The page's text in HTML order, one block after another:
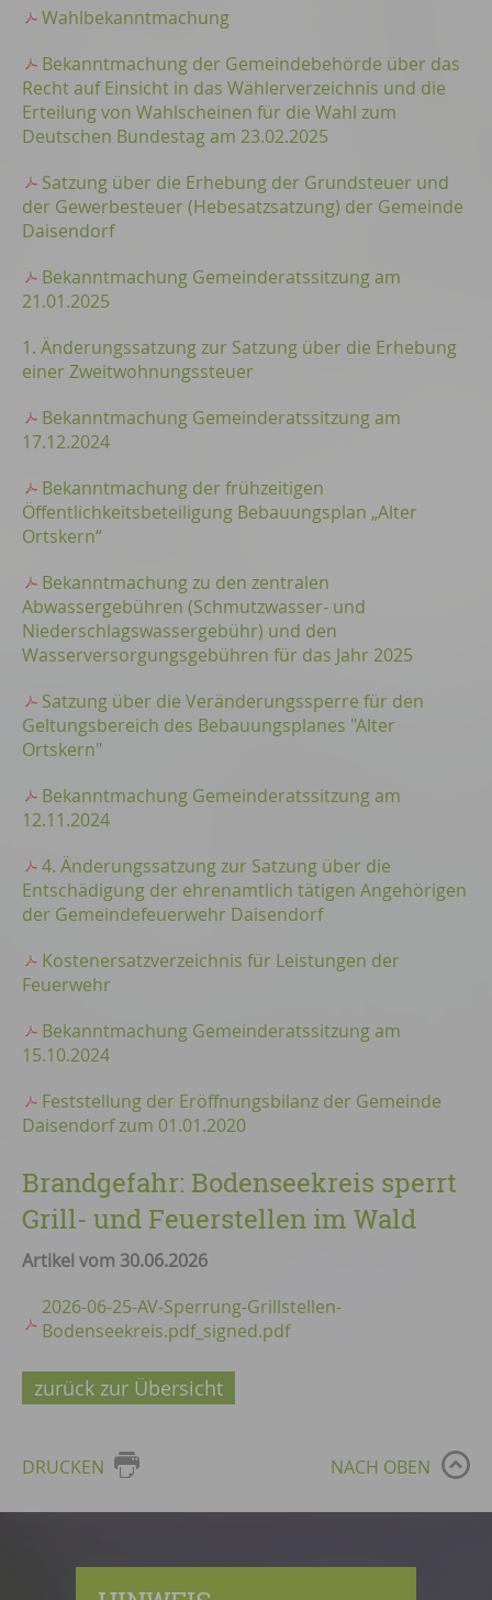
Wahlbekanntmachung
Bekanntmachung der Gemeindebehörde über das
Recht auf Einsicht in das Wählerverzeichnis und die
Erteilung von Wahlscheinen für die Wahl zum
Deutschen Bundestag am 23.02.2025
Satzung über die Erhebung der Grundsteuer und
der Gewerbesteuer (Hebesatzsatzung) der Gemeinde
Daisendorf
Bekanntmachung Gemeinderatssitzung am
21.01.2025
1. Änderungssatzung zur Satzung über die Erhebung
einer Zweitwohnungssteuer
Bekanntmachung Gemeinderatssitzung am
17.12.2024
Bekanntmachung der frühzeitigen
Öffentlichkeitsbeteiligung Bebauungsplan „Alter
Ortskern“
Bekanntmachung zu den zentralen
Abwassergebühren (Schmutzwasser- und
Niederschlagswassergebühr) und den
Wasserversorgungsgebühren für das Jahr 2025
Satzung über die Veränderungssperre für den
Geltungsbereich des Bebauungsplanes "Alter
Ortskern"
Bekanntmachung Gemeinderatssitzung am
12.11.2024
4. Änderungssatzung zur Satzung über die
Entschädigung der ehrenamtlich tätigen Angehörigen
der Gemeindefeuerwehr Daisendorf
Kostenersatzverzeichnis für Leistungen der
Feuerwehr
Bekanntmachung Gemeinderatssitzung am
15.10.2024
Feststellung der Eröffnungsbilanz der Gemeinde
Daisendorf zum 01.01.2020
Brandgefahr: Bodenseekreis sperrt
Grill- und Feuerstellen im Wald
Artikel vom 30.06.2026
2026-06-25-AV-Sperrung-Grillstellen-
Bodenseekreis.pdf_signed.pdf
zurück zur Übersicht
DRUCKEN NACH OBEN